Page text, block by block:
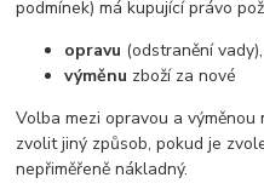
podmínek) má kupující právo
opravu (odstranění
výměnu zboží za nové
Volba mezi opravou a výměnou
zvolit jiný způsob, pokud je
nepřiměřeně nákladný.